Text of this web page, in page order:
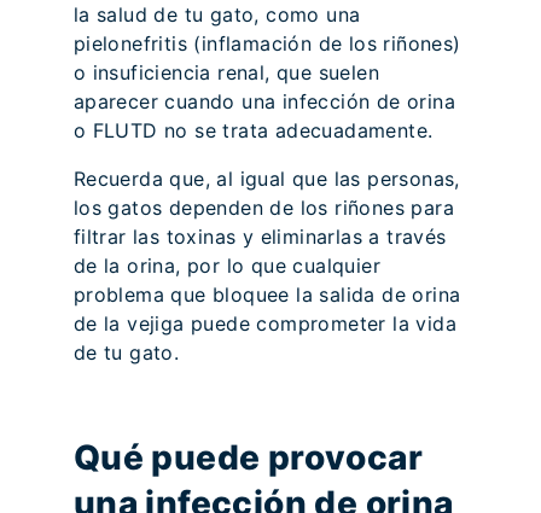
la salud de tu gato, como una
pielonefritis (inflamación de los riñones)
o insuficiencia renal, que suelen
aparecer cuando una infección de orina
o FLUTD no se trata adecuadamente.
Recuerda que, al igual que las personas,
los gatos dependen de los riñones para
filtrar las toxinas y eliminarlas a través
de la orina, por lo que cualquier
problema que bloquee la salida de orina
de la vejiga puede comprometer la vida
de tu gato.
Qué puede provocar
una infección de orina